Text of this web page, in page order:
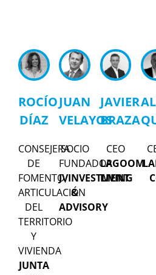
ROCÍO
DÍAZ
CONSEJERA
DE
FOMENTO,
ARTICULACIÓN
DEL
TERRITORIO
Y
VIVIENDA
JUNTA
JUAN
VELAYOS
SOCIO
FUNDADOR
JVINVESTMENT
&
ADVISORY
JAVIER
BRAZA
CEO
LAGOOM
LIVING